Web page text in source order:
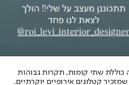
כוללת שתי קומות, תקרות גבוהות
קטלוגים אירופיים יוקרתיים.